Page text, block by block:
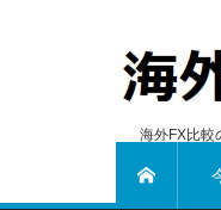
海外FX比較